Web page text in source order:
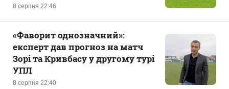
8 серпня 22:46
8 серпня 22:40
«Фаворит однозначний»:
експерт дав прогноз на матч
Зорі та Кривбасу у другому турі
УПЛ